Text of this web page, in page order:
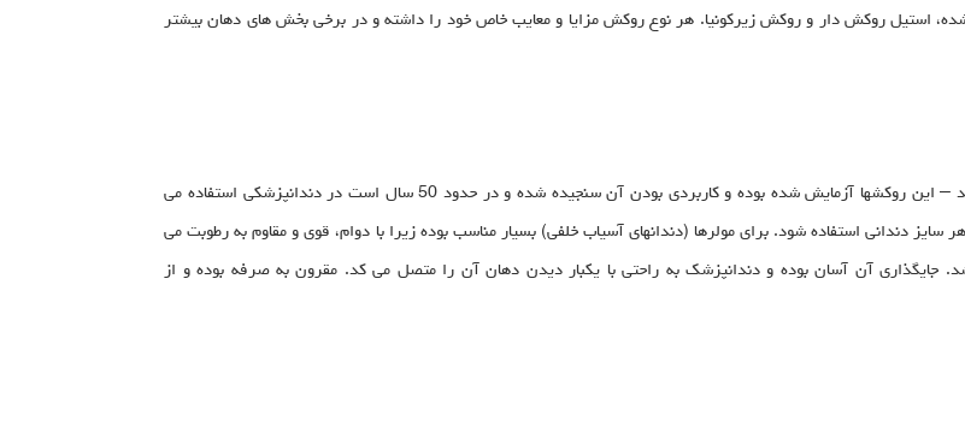
استیل روکش دار و روکش زیرکونیا. هر نوع روکش مزایا و معایب خاص خود را داشته و در برخی بخش های دهان بیشتر
در حال حاضر، رایج ترین روکش های استفاده در دندانپزشکی اطفال می باشد – این روکشها آزمایش شده بوده و کاربردی بودن آن سنجیده شده و در حدود 50 سال است در دندانپزشکی استفاده می
سایز دندانی استفاده شود. برای مولرها (دندانهای آسیاب خلفی) بسیار مناسب بوده زیرا با دوام، قوی و مقاوم به رطوبت می
جایگذاری آن آسان بوده و دندانپزشک به راحتی با یکبار دیدن دهان آن را متصل می کد. مقرون به صرفه بوده و از